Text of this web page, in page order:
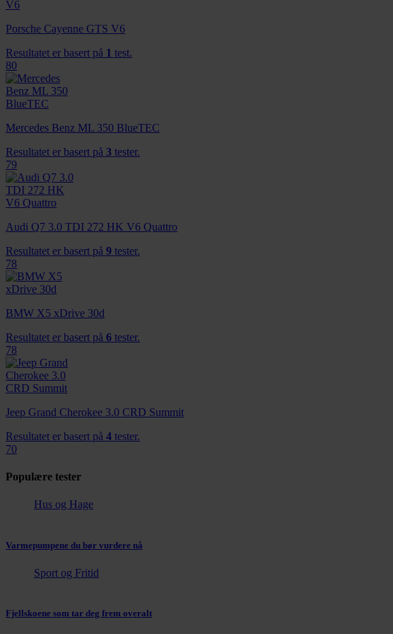
Porsche Cayenne GTS V6
Resultatet er basert på 1 test.
80
Mercedes Benz ML 350 BlueTEC
Resultatet er basert på 3 tester.
79
Audi Q7 3.0 TDI 272 HK V6 Quattro
Resultatet er basert på 9 tester.
78
BMW X5 xDrive 30d
Resultatet er basert på 6 tester.
78
Jeep Grand Cherokee 3.0 CRD Summit
Resultatet er basert på 4 tester.
70
Populære tester
Hus og Hage
Varmepumpene du bør vurdere nå
Sport og Fritid
Fjellskoene som tar deg frem overalt